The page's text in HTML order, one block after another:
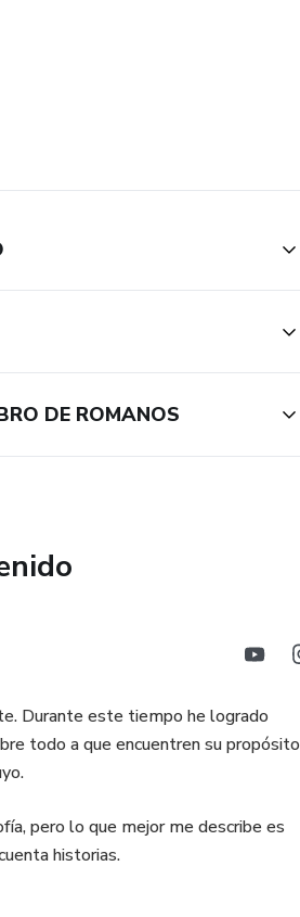
DE ROMANOS
Durante este tiempo he logrado
todo a que encuentren su propósito
pero lo que mejor me describe es
historias.